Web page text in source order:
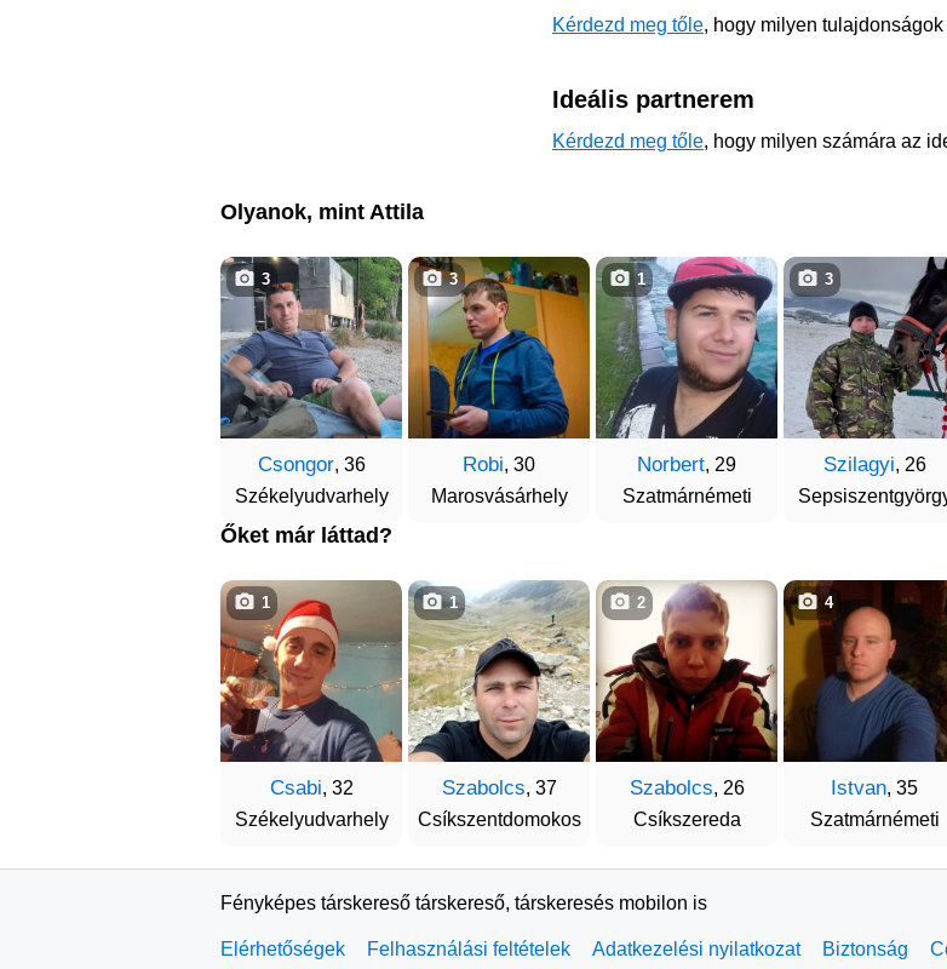
Kérdezd meg tőle, hogy milyen
Ideális partnerem
Kérdezd meg tőle, hogy milyen számára az
Olyanok, mint Attila
Csongor, 36
Székelyudvarhely
3
Robi, 30
Marosvásárhely
3
Norbert, 29
Szatmárnémeti
1
Szilagyi, 26
3
Őket már láttad?
Csabi, 32
Székelyudvarhely
1
Szabolcs, 37
Csíkszentdomokos
1
Szabolcs, 26
Csíkszereda
2
Istvan, 35
Szatmárnémeti
4
Fényképes társkereső társkereső, társkeresés mobilon is
Elérhetőségek Felhasználási feltételek Adatkezelési nyilatkozat Biztonság